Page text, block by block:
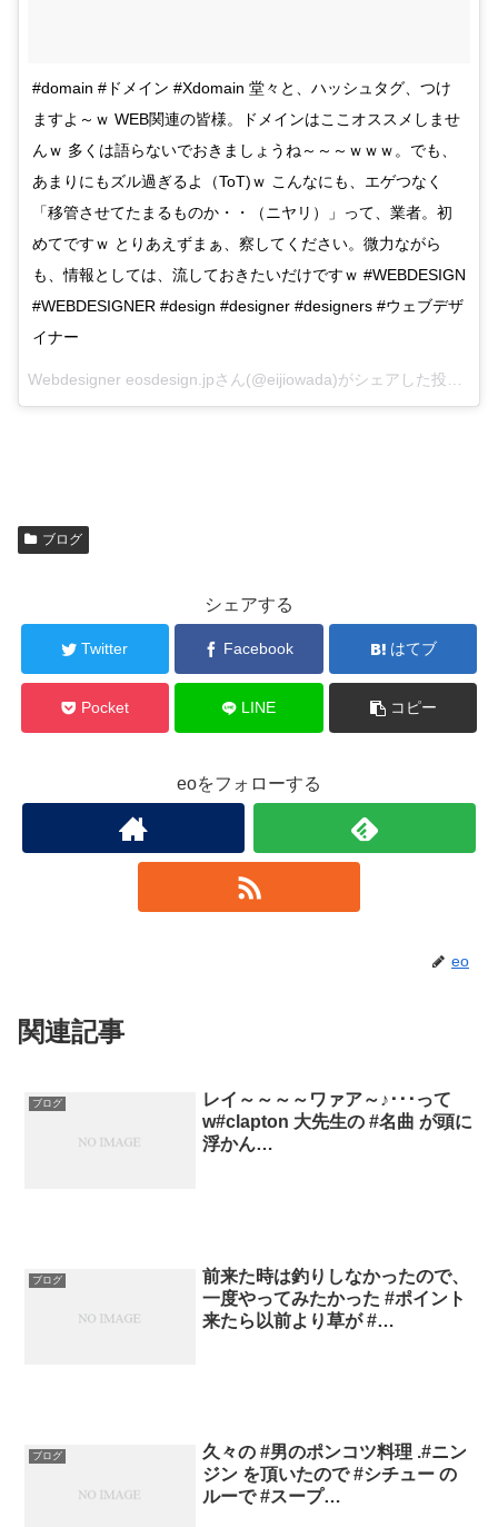
#domain #ドメイン #Xdomain 堂々と、ハッシュタグ、つけ
ますよ～ｗ WEB関連の皆様。ドメインはここオススメしませ
んｗ 多くは語らないでおきましょうね～～～ｗｗｗ。でも、
あまりにもズル過ぎるよ（ToT)ｗ こんなにも、エゲつなく
「移管させてたまるものか・・（ニヤリ）」って、業者。初
めてですｗ とりあえずまぁ、察してください。微力ながら
も、情報としては、流しておきたいだけですｗ #WEBDESIGN
#WEBDESIGNER #design #designer #designers #ウェブデザ
イナー
Webdesigner eosdesign.jpさん(@eijiowada)がシェアした投稿 –
ブログ
シェアする
Twitter Facebook はてブ
Pocket LINE コピー
eoをフォローする
eo
関連記事
ブログ
レイ～～～～ワァア～♪･･･って
w#clapton 大先生の #名曲 が頭に
浮かん…
ブログ
前来た時は釣りしなかったので、
一度やってみたかった #ポイント
来たら以前より草が #…
ブログ
久々の #男のポンコツ料理 .#ニン
ジン を頂いたので #シチュー の
ルーで #スープ…